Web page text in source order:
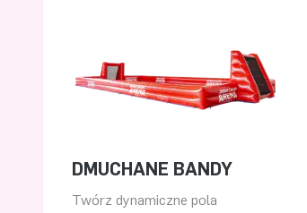
DMUCHANE BANDY
Twórz dynamiczne pola